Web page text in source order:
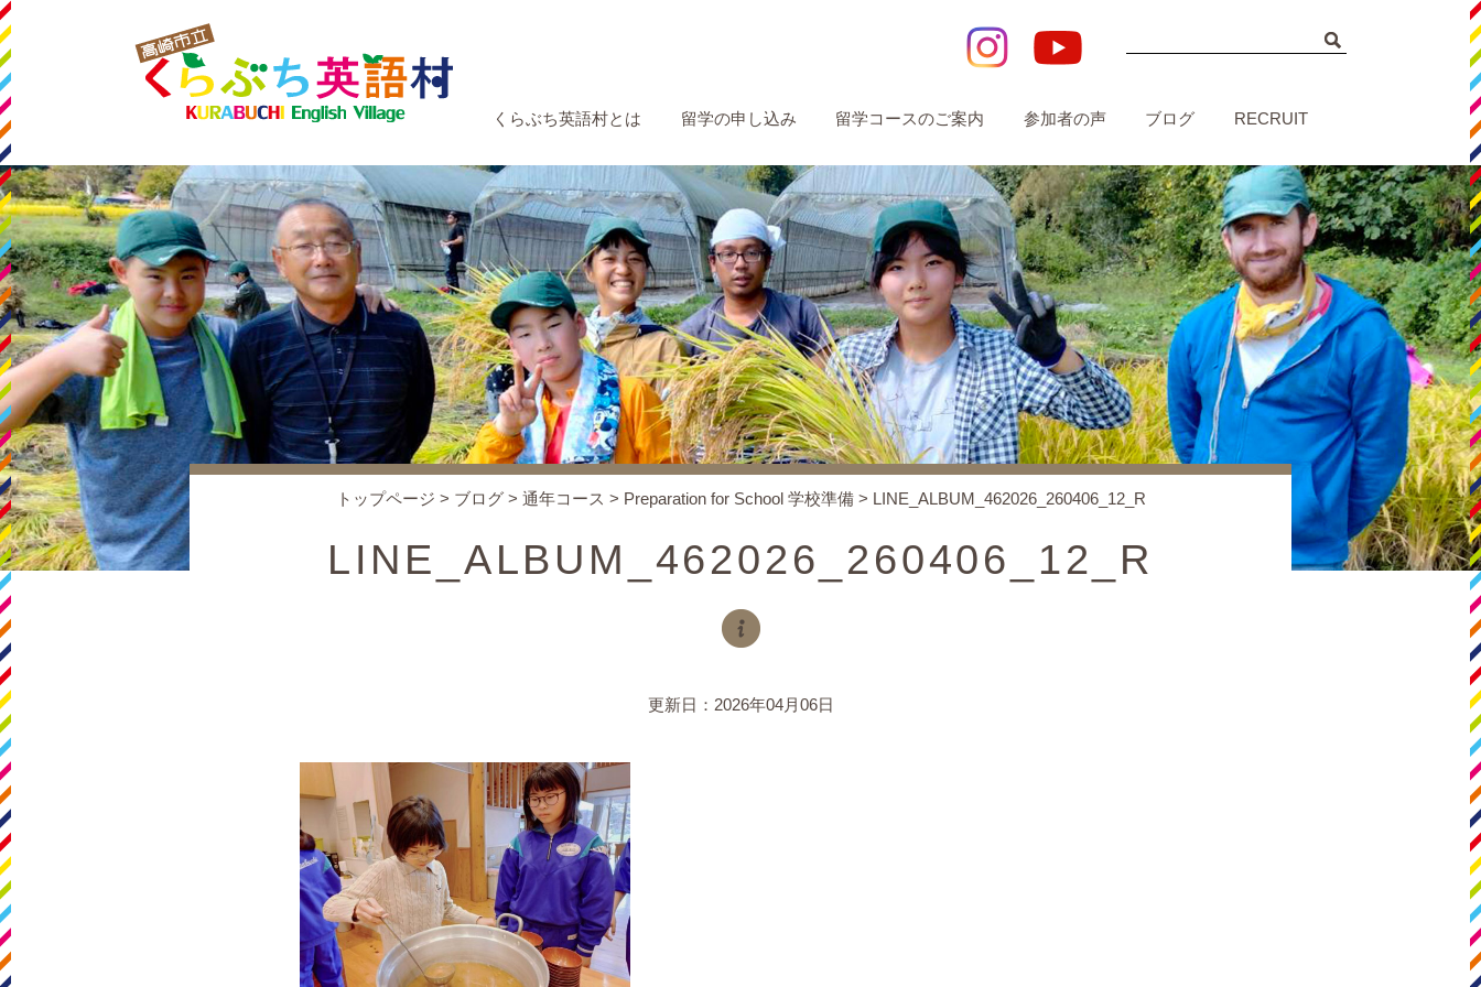
くらぶち英語村とは 留学の申し込み 留学コースのご案内 参加者の声 ブログ RECRUIT
トップページ > ブログ> 通年コース > Preparation for School 学校準備> LINE_ALBUM_462026_260406_12_R
LINE_ALBUM_462026_260406_12_R
更新日：2026年04月06日